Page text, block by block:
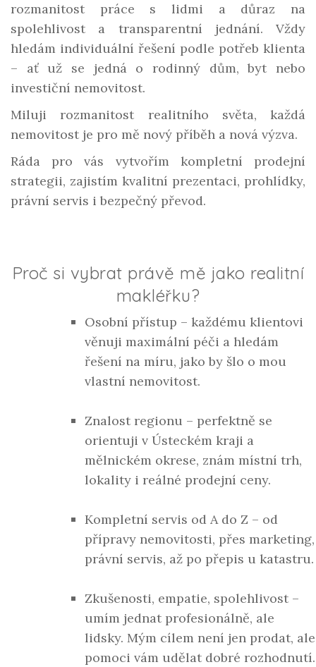
rozmanitost práce s lidmi a důraz na
spolehlivost a transparentní jednání. Vždy
hledám individuální řešení podle potřeb klienta
– ať už se jedná o rodinný dům, byt nebo
investiční nemovitost.
Miluji rozmanitost realitního světa, každá
nemovitost je pro mě nový příběh a nová výzva.
Ráda pro vás vytvořím kompletní prodejní
strategii, zajistím kvalitní prezentaci, prohlídky,
právní servis i bezpečný převod.
Proč si vybrat právě mě jako realitní
makléřku?
Osobní přístup – každému klientovi
věnuji maximální péči a hledám
řešení na míru, jako by šlo o mou
vlastní nemovitost.
Znalost regionu – perfektně se
orientuji v Ústeckém kraji a
mělnickém okrese, znám místní trh,
lokality i reálné prodejní ceny.
Kompletní servis od A do Z – od
přípravy nemovitosti, přes marketing,
právní servis, až po přepis u katastru.
Zkušenosti, empatie, spolehlivost –
umím jednat profesionálně, ale
lidsky. Mým cílem není jen prodat, ale
pomoci vám udělat dobré rozhodnutí.